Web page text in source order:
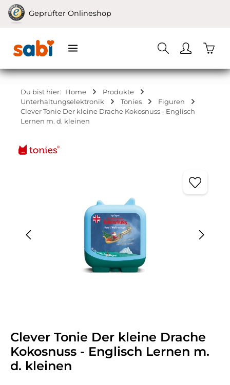
Zum Hauptinhalt springen
Geprüfter Onlineshop
Du bist hier: Home
Produkte
Unterhaltungselektronik
Tonies
Figuren
Clever Tonie Der kleine Drache Kokosnuss - Englisch
Lernen m. d. kleinen
Clever Tonie Der kleine Drache
Kokosnuss - Englisch Lernen m.
d. kleinen